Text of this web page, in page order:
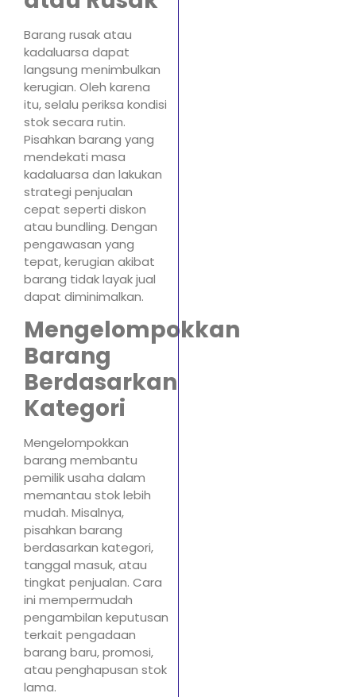
Barang rusak atau
kadaluarsa dapat
langsung menimbulkan
kerugian. Oleh karena
itu, selalu periksa kondisi
stok secara rutin.
Pisahkan barang yang
mendekati masa
kadaluarsa dan lakukan
strategi penjualan
cepat seperti diskon
atau bundling. Dengan
pengawasan yang
tepat, kerugian akibat
barang tidak layak jual
dapat diminimalkan.
Mengelompokkan
Barang
Berdasarkan
Kategori
Mengelompokkan
barang membantu
pemilik usaha dalam
memantau stok lebih
mudah. Misalnya,
pisahkan barang
berdasarkan kategori,
tanggal masuk, atau
tingkat penjualan. Cara
ini mempermudah
pengambilan keputusan
terkait pengadaan
barang baru, promosi,
atau penghapusan stok
lama.